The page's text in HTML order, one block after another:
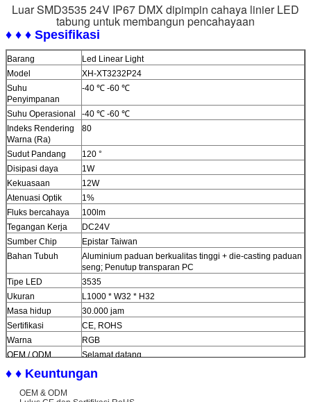
Luar SMD3535 24V IP67 DMX dipimpin cahaya linier LED
tabung untuk membangun pencahayaan
♦ ♦ ♦ Spesifikasi
Barang
Led Linear Light
Model
XH-XT3232P24
Suhu
Penyimpanan
-40 ℃ -60 ℃
Suhu Operasional
-40 ℃ -60 ℃
Indeks Rendering
Warna (Ra)
80
Sudut Pandang
120 °
Disipasi daya
1W
Kekuasaan
12W
Atenuasi Optik
1%
Fluks bercahaya
100lm
Tegangan Kerja
DC24V
Sumber Chip
Epistar Taiwan
Bahan Tubuh
Aluminium paduan berkualitas tinggi + die-casting paduan
seng; Penutup transparan PC
Tipe LED
3535
Ukuran
L1000 * W32 * H32
Masa hidup
30.000 jam
Sertifikasi
CE, ROHS
Warna
RGB
OEM / ODM
Selamat datang
Perlindungan
IP65
♦ ♦ Keuntungan
OEM & ODM